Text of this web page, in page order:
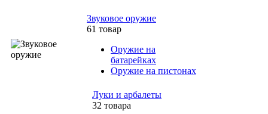
Звуковое оружие
61 товар
Оружие на
батарейках
Оружие на пистонах
Луки и арбалеты
32 товара